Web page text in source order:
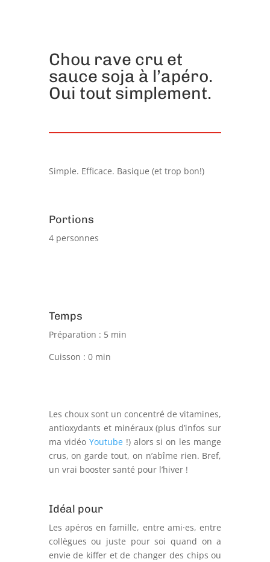
Chou rave cru et
sauce soja à l’apéro.
Oui tout simplement.
Simple. Efficace. Basique (et trop bon!)
Portions
4 personnes
Temps
Préparation : 5 min
Cuisson : 0 min
Les choux sont un concentré de vitamines,
antioxydants et minéraux (plus d’infos sur
ma vidéo Youtube !) alors si on les mange
crus, on garde tout, on n’abîme rien. Bref,
un vrai booster santé pour l’hiver !
Idéal pour
Les apéros en famille, entre ami·es, entre
collègues ou juste pour soi quand on a
envie de kiffer et de changer des chips ou